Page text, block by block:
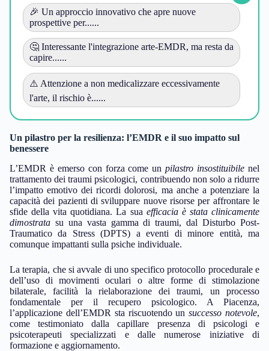
🎉 Un approccio innovativo che apre nuove
prospettive per......
🤔 Interessante l'integrazione arte-EMDR, ma resta da
capire......
⚠️ Attenzione a non medicalizzare eccessivamente
l'arte, il rischio è......
Un pilastro per la resilienza: l’EMDR e il suo impatto sul
benessere
L’EMDR è emerso con forza come unpilastro insostituibile nel
trattamento dei traumi psicologici, contribuendo non solo a ridurre
l’impatto emotivo dei ricordi dolorosi, ma anche a potenziare la
capacità dei pazienti di sviluppare nuove risorse per affrontare le
sfide della vita quotidiana. La sua efficacia è stata clinicamente
dimostrata su una vasta gamma di traumi, dal Disturbo Post-
Traumatico da Stress (DPTS) a eventi di minore entità, ma
comunque impattanti sulla psiche individuale.
La terapia, che si avvale di uno specifico protocollo procedurale e
dell’uso di movimenti oculari o altre forme di stimolazione
bilaterale, facilità la rielaborazione dei traumi, un processo
fondamentale per il recupero psicologico. A Piacenza,
l’applicazione dell’EMDR sta riscuotendo unsuccesso notevole,
come testimoniato dalla capillare presenza di psicologi e
psicoterapeuti specializzati e dalle numerose iniziative di
formazione e aggiornamento.